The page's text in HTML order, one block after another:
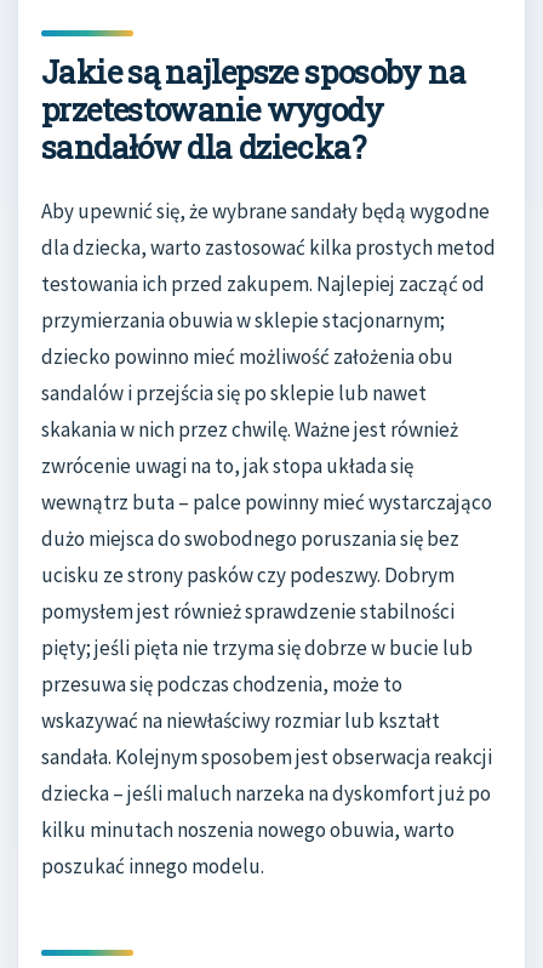
Jakie są najlepsze sposoby na
przetestowanie wygody
sandałów dla dziecka?
Aby upewnić się, że wybrane sandały będą wygodne
dla dziecka, warto zastosować kilka prostych metod
testowania ich przed zakupem. Najlepiej zacząć od
przymierzania obuwia w sklepie stacjonarnym;
dziecko powinno mieć możliwość założenia obu
sandalów i przejścia się po sklepie lub nawet
skakania w nich przez chwilę. Ważne jest również
zwrócenie uwagi na to, jak stopa układa się
wewnątrz buta – palce powinny mieć wystarczająco
dużo miejsca do swobodnego poruszania się bez
ucisku ze strony pasków czy podeszwy. Dobrym
pomysłem jest również sprawdzenie stabilności
pięty; jeśli pięta nie trzyma się dobrze w bucie lub
przesuwa się podczas chodzenia, może to
wskazywać na niewłaściwy rozmiar lub kształt
sandała. Kolejnym sposobem jest obserwacja reakcji
dziecka – jeśli maluch narzeka na dyskomfort już po
kilku minutach noszenia nowego obuwia, warto
poszukać innego modelu.